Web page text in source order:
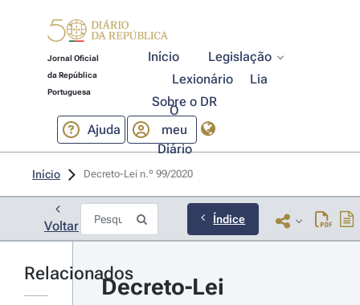
Jornal Oficial
da República
Portuguesa
Início
Legislação
Lexionário
Lia
Sobre o DR
Ajuda
O
meu
Diário
Início Decreto-Lei n.º 99/2020
Voltar Índice
Relacionados
Decreto-Lei